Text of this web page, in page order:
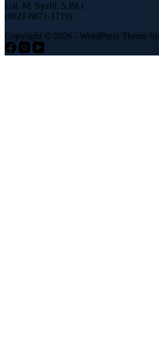
Ust. M. Syafii, S.Pd.I
(0821-6871-1719)
Copyright © 2026 - WordPress Theme by